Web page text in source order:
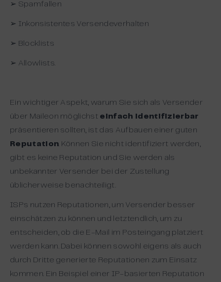
➢ Spamfallen
➢ Inkonsistentes Versendeverhalten
➢ Blocklists
➢ Allowlists.
Ein wichtiger Aspekt, warum Sie sich als Versender
über Maileon möglichst einfach identifizierbar
präsentieren sollten, ist das Aufbauen einer guten
Reputation. Können Sie nicht identifiziert werden,
gibt es keine Reputation und Sie werden als
unbekannter Versender bei der Zustellung
üblicherweise benachteiligt.
ISPs nutzen Reputationen, um Versender besser
einschätzen zu können und letztendlich, um zu
entscheiden, ob die E-Mail im Posteingang platziert
werden kann. Dabei können sowohl eigens als auch
durch Dritte generierte Reputationen zum Einsatz
kommen. Ein Beispiel einer IP-basierten Reputation